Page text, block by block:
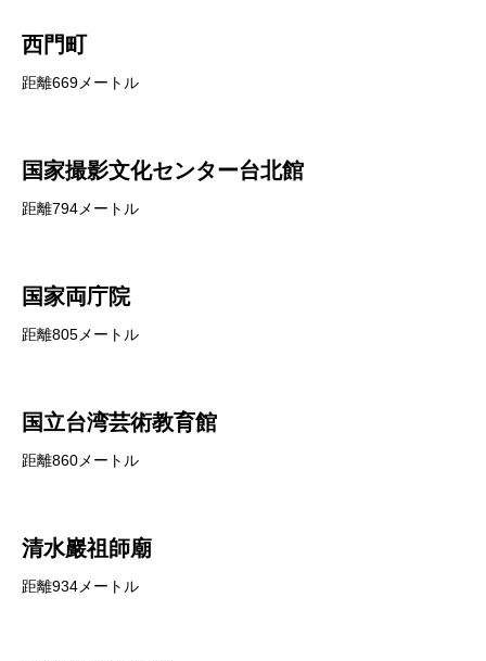
西門町
距離669メートル
国家撮影文化センター台北館
距離794メートル
国家両庁院
距離805メートル
国立台湾芸術教育館
距離860メートル
清水巖祖師廟
距離934メートル